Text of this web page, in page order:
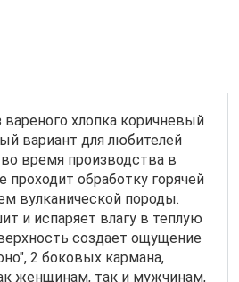
хлопка коричневый
вариант для любителей
время производства в
обработку горячей
вулканической породы.
и испаряет влагу в теплую
создает ощущение
2 боковых кармана,
женщинам, так и мужчинам,